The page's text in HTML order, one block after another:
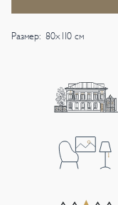
Размер: 80х110 см